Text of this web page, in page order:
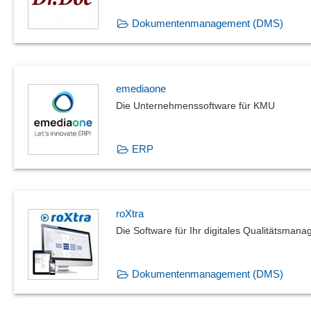
Dokumentenmanagement (DMS)
emediaone
Die Unternehmenssoftware für KMU
ERP
roXtra
Die Software für Ihr digitales
Dokumentenmanagement (DMS)